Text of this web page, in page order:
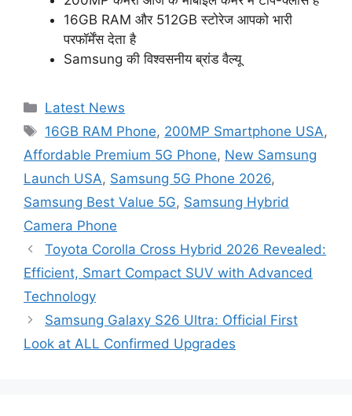
16GB RAM और 512GB स्टोरेज आपको भारी
परफॉर्मेंस देता है
Samsung की विश्वसनीय ब्रांड वैल्यू
Categories
Latest News
Tags
16GB RAM Phone, 200MP Smartphone USA,
Affordable Premium 5G Phone, New Samsung
Launch USA, Samsung 5G Phone 2026,
Samsung Best Value 5G, Samsung Hybrid
Camera Phone
Toyota Corolla Cross Hybrid 2026 Revealed:
Efficient, Smart Compact SUV with Advanced
Technology
Samsung Galaxy S26 Ultra: Official First
Look at ALL Confirmed Upgrades